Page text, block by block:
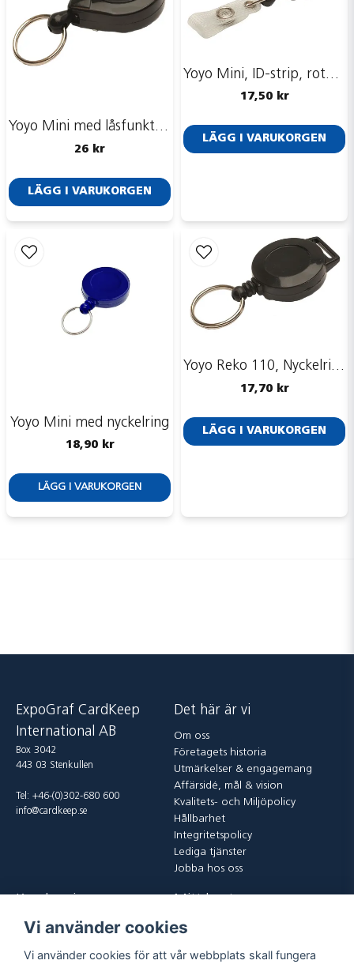
Yoyo Mini med låsfunktion
26 kr
LÄGG I VARUKORGEN
Yoyo Mini, ID-strip, roterbar klämma
17,50 kr
LÄGG I VARUKORGEN
Yoyo Mini med nyckelring
18,90 kr
LÄGG I VARUKORGEN
Yoyo Reko 110, Nyckelring, bygel
17,70 kr
LÄGG I VARUKORGEN
ExpoGraf CardKeep
International AB
Box 3042
443 03 Stenkullen
Tel: +46-(0)302-680 600
info@cardkeep.se
Det här är vi
Om oss
Företagets historia
Utmärkelser & engagemang
Affärsidé, mål & vision
Kvalitets- och Miljöpolicy
Hållbarhet
Integritetspolicy
Lediga tjänster
Jobba hos oss
Kontakta oss
Vanliga frågor
Logga in
Glömt lösenord?
Vi använder cookies
Vi använder cookies för att vår webbplats skall fungera